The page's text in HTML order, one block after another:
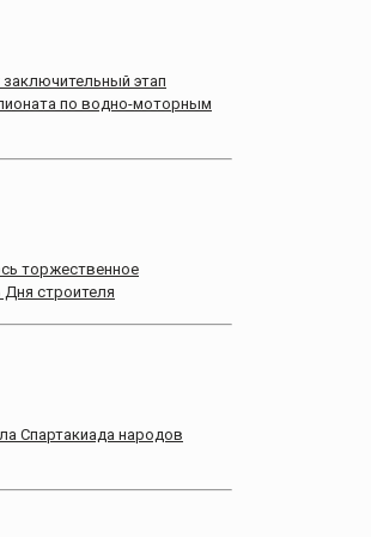
этап
по водно-моторным
торжественное
Дня строителя
Спартакиада народов